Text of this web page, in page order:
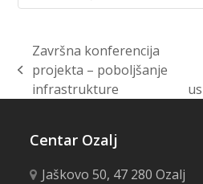
previous
post:
Završna konferencija
projekta – poboljšanje
infrastrukture
Centar Ozalj
Jaškovo 50, 47 280 Ozalj